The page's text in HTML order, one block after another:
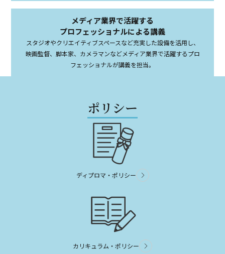
メディア業界で活躍する
プロフェッショナルによる講義
スタジオやクリエイティブスペースなど充実した設備を活用し、
映画監督、脚本家、カメラマンなどメディア業界で活躍するプロ
フェッショナルが講義を担当。
ポリシー
ディプロマ・ポリシー
カリキュラム・ポリシー